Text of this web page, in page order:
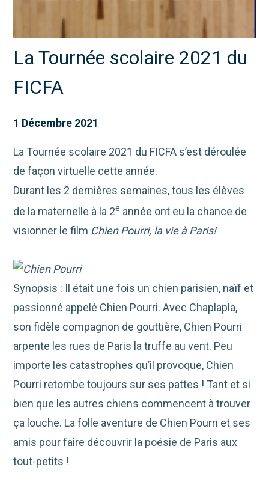
La Tournée scolaire 2021 du
FICFA
1 Décembre 2021
La Tournée scolaire 2021 du FICFA s’est déroulée
de façon virtuelle cette année.
Durant les 2 dernières semaines, tous les élèves
de la maternelle à la 2e année ont eu la chance de
visionner le film Chien Pourri, la vie à Paris!
Synopsis : Il était une fois un chien parisien, naïf et
passionné appelé Chien Pourri. Avec Chaplapla,
son fidèle compagnon de gouttière, Chien Pourri
arpente les rues de Paris la truffe au vent. Peu
importe les catastrophes qu’il provoque, Chien
Pourri retombe toujours sur ses pattes ! Tant et si
bien que les autres chiens commencent à trouver
ça louche. La folle aventure de Chien Pourri et ses
amis pour faire découvrir la poésie de Paris aux
tout-petits !